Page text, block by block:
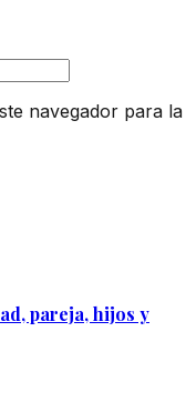
navegador para la
pareja, hijos y